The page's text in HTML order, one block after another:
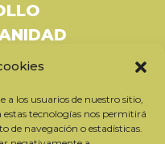
a los usuarios de nuestro sitio,
tecnologías nos permitirá
de navegación o estadísticas.
Maris